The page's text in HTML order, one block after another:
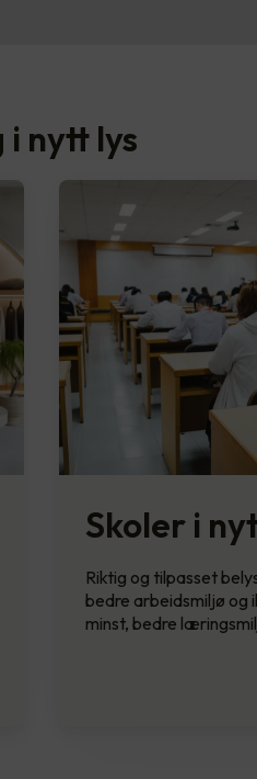
nytt lys
Skoler i
Riktig og tilpasset
bedre arbeidsmiljø og
minst, bedre